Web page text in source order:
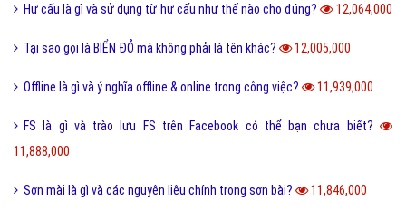
Hư cấu là gì và sử dụng từ hư cấu như thế nào cho đúng? 12,064,000
Tại sao gọi là BIỂN ĐỎ mà không phải là tên khác? 12,005,000
Offline là gì và ý nghĩa offline & online trong công việc? 11,939,000
FS là gì và trào lưu FS trên Facebook có thể bạn chưa biết?
11,888,000
Sơn mài là gì và các nguyên liệu chính trong sơn bài? 11,846,000